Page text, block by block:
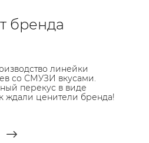
бренда
линейки
со СМУЗИ вкусами.
перекус в виде
ждали ценители бренда!